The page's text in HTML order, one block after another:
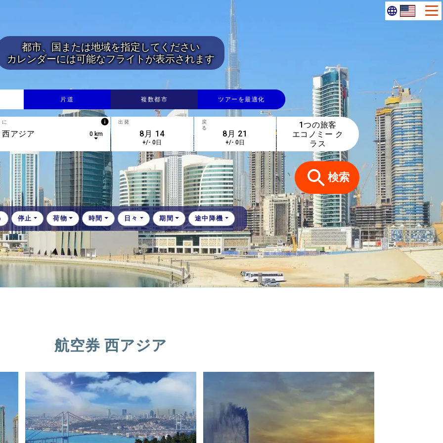
都市、国または地域を指定してください
カレンダーには可能なフライトが表示されます
片道 複数都市 ツアーを最適化
arrow keys to navigate.
are available, use up and down arrow keys to navigate.
に info
0 km
出発
+/- 0日
戻
る
+/- 0日
1つの旅客
エコノミー ク
ラス
検索
停止 荷物 時間 日々 期間 途中降機
航空券 西アジア